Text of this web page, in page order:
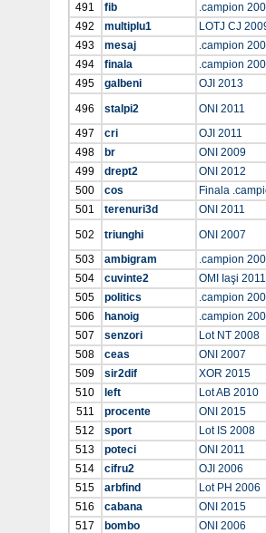
491
fib
.campion
492
multiplu1
LOTJ CJ
493
mesaj
.campion
494
finala
.campion
495
galbeni
OJI 2013
496
stalpi2
ONI 2011
497
cri
OJI 2011
498
br
ONI 2009
499
drept2
ONI 2012
500
cos
Finala
501
terenuri3d
ONI 2011
502
triunghi
ONI 2007
503
ambigram
.campion
504
cuvinte2
OMI Iaşi 2011
505
politics
.campion
506
hanoig
.campion
507
senzori
Lot NT 2008
508
ceas
ONI 2007
509
sir2dif
XOR 2015
510
left
Lot AB 2010
511
procente
ONI 2015
512
sport
Lot IS 2008
513
poteci
ONI 2011
514
cifru2
OJI 2006
515
arbfind
Lot PH 2006
516
cabana
ONI 2015
517
bombo
ONI 2006